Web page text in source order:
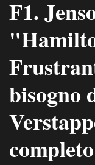
F1.
bisogno